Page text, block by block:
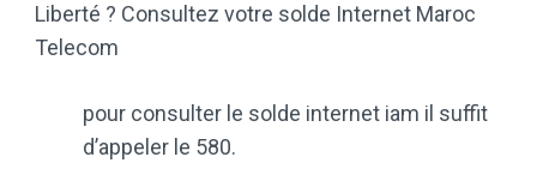
Liberté ? Consultez votre solde Internet Maroc
Telecom
pour consulter le solde internet iam il suffit
d’appeler le 580.